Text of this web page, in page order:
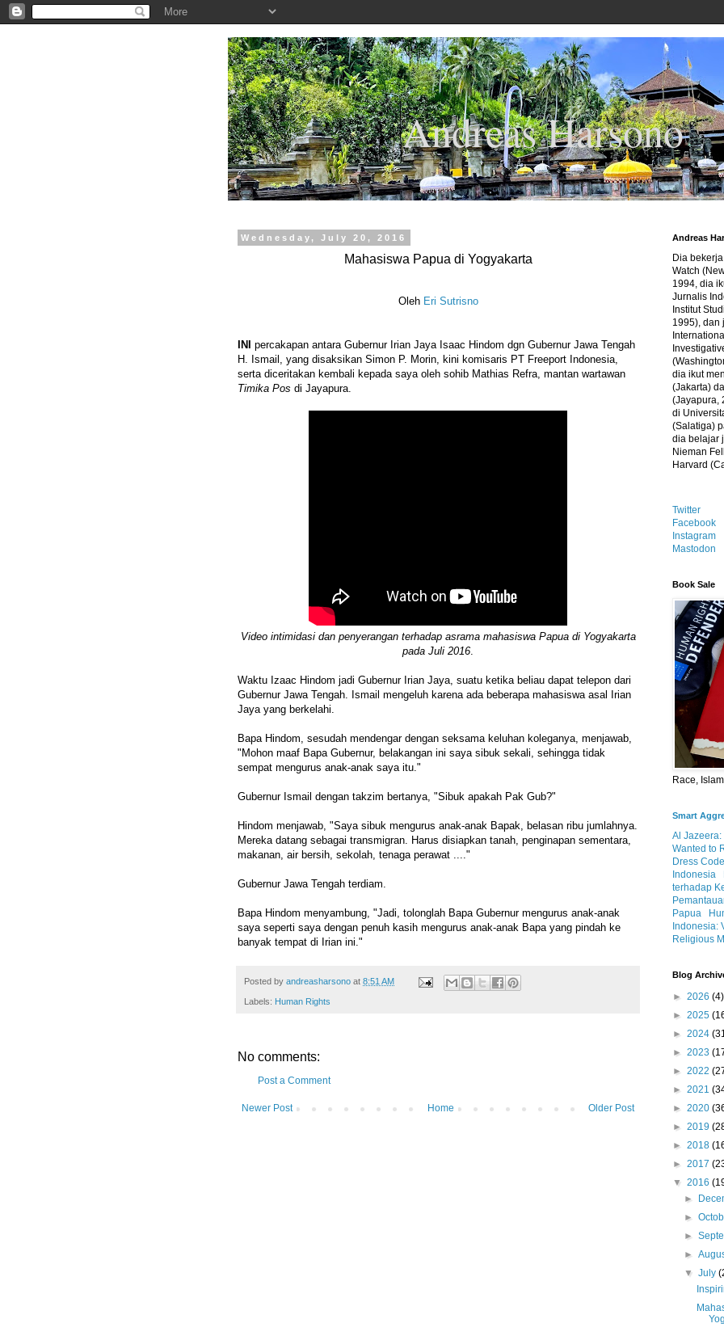
.
Andreas Harsono
Wednesday, July 20, 2016
Mahasiswa Papua di Yogyakarta
Oleh Eri Sutrisno
INI
percakapan antara Gubernur Irian Jaya Isaac Hindom dgn Gubernur Jawa Tengah
H. Ismail, yang disaksikan Simon P. Morin, kini komisaris PT Freeport Indonesia,
serta diceritakan kembali kepada saya oleh sohib Mathias Refra, mantan wartawan
Timika Pos di Jayapura.
Video intimidasi dan penyerangan terhadap asrama mahasiswa Papua di Yogyakarta
pada Juli 2016.
Waktu Izaac Hindom jadi Gubernur Irian Jaya, suatu ketika beliau dapat telepon dari
Gubernur Jawa Tengah. Ismail mengeluh karena ada beberapa mahasiswa asal Irian
Jaya yang berkelahi.
Bapa Hindom, sesudah mendengar dengan seksama keluhan koleganya, menjawab,
"Mohon maaf Bapa Gubernur, belakangan ini saya sibuk sekali, sehingga tidak
sempat mengurus anak-anak saya itu."
Gubernur Ismail dengan takzim bertanya, "Sibuk apakah Pak Gub?"
Hindom menjawab, "Saya sibuk mengurus anak-anak Bapak, belasan ribu jumlahnya.
Mereka datang sebagai transmigran. Harus disiapkan tanah, penginapan sementara,
makanan, air bersih, sekolah, tenaga perawat ...."
Gubernur Jawa Tengah terdiam.
Bapa Hindom menyambung, "Jadi, tolonglah Bapa Gubernur mengurus anak-anak
saya seperti saya dengan penuh kasih mengurus anak-anak Bapa yang pindah ke
banyak tempat di Irian ini."
Posted by andreasharsono at 8:51 AM
Labels: Human Rights
No comments:
Post a Comment
Newer Post Older Post
Home
Andreas
Dia
Watch
1994, dia
Jurnalis
Institut
1995), dan
dia ikut
(Jakarta)
(Jayapura,
di
(Salatiga)
dia belajar
Nieman
Harvard
Twitter
Facebook
Instagram
Mastodon
Book Sale
Race,
Smart
Al Jazeera:
Wanted to
Dress
Indonesia
terhadap
Papua
Indonesia:
Religious
Blog
► 2026 (4)
► 2025
► 2024
► 2023
► 2022
► 2021
► 2020
► 2019
► 2018
► 2017
▼ 2016
►
►
►
►
▼July